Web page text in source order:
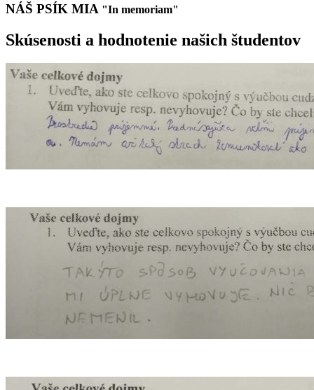
NÁŠ PSÍK MIA "In memoriam"
Skúsenosti a hodnotenie našich študentov